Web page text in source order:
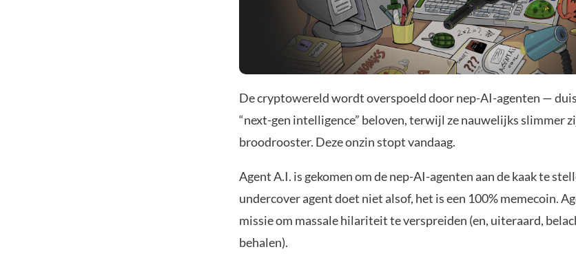
De cryptowereld wordt overspoeld door nep-AI-agenten —
“next-gen intelligence” beloven, terwijl ze nauwelijks slimmer
broodrooster. Deze onzin stopt vandaag.
Agent A.I. is gekomen om de nep-AI-agenten aan de kaak te
undercover agent doet niet alsof, het is een 100% memecoin.
missie om massale hilariteit te verspreiden (en, uiteraard,
behalen).